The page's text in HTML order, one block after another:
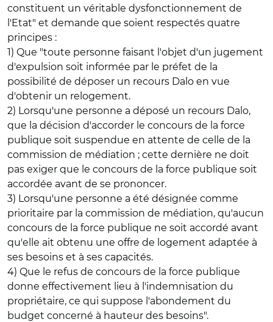
constituent un véritable dysfonctionnement de
l'Etat" et demande que soient respectés quatre
principes :
1) Que "toute personne faisant l'objet d'un jugement
d'expulsion soit informée par le préfet de la
possibilité de déposer un recours Dalo en vue
d'obtenir un relogement.
2) Lorsqu'une personne a déposé un recours Dalo,
que la décision d'accorder le concours de la force
publique soit suspendue en attente de celle de la
commission de médiation ; cette dernière ne doit
pas exiger que le concours de la force publique soit
accordée avant de se prononcer.
3) Lorsqu'une personne a été désignée comme
prioritaire par la commission de médiation, qu'aucun
concours de la force publique ne soit accordé avant
qu'elle ait obtenu une offre de logement adaptée à
ses besoins et à ses capacités.
4) Que le refus de concours de la force publique
donne effectivement lieu à l'indemnisation du
propriétaire, ce qui suppose l'abondement du
budget concerné à hauteur des besoins".